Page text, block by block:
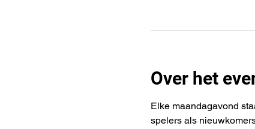
Over het
Elke maandagavond
spelers als